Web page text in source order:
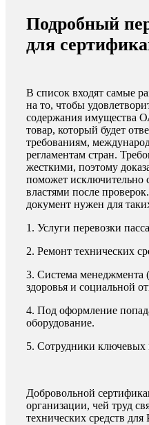
Подробный
для
В список входят самые
на то, чтобы
содержания имущества
товар, который будет
требованиям,
регламентам стран.
жесткими, поэтому
поможет исключительно
властями после
документ нужен для
1. Услуги перевозки
2. Ремонт технических
3. Система менеджмента
здоровья и социальной
4. Под оформление
оборудование.
5. Сотрудники ключевых
Добровольной
организации, чей труд
технических средств